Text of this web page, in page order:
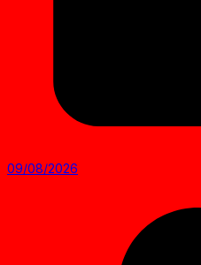
09/08/2026